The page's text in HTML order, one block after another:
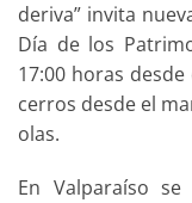
deriva” invita
Día de los
17:00 horas
cerros desde el
olas.
En Valparaíso